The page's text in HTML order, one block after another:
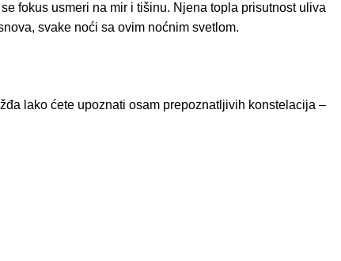
fokus usmeri na mir i tišinu. Njena topla prisutnost uliva
svake noći sa ovim noćnim svetlom.
lako ćete upoznati osam prepoznatljivih konstelacija –